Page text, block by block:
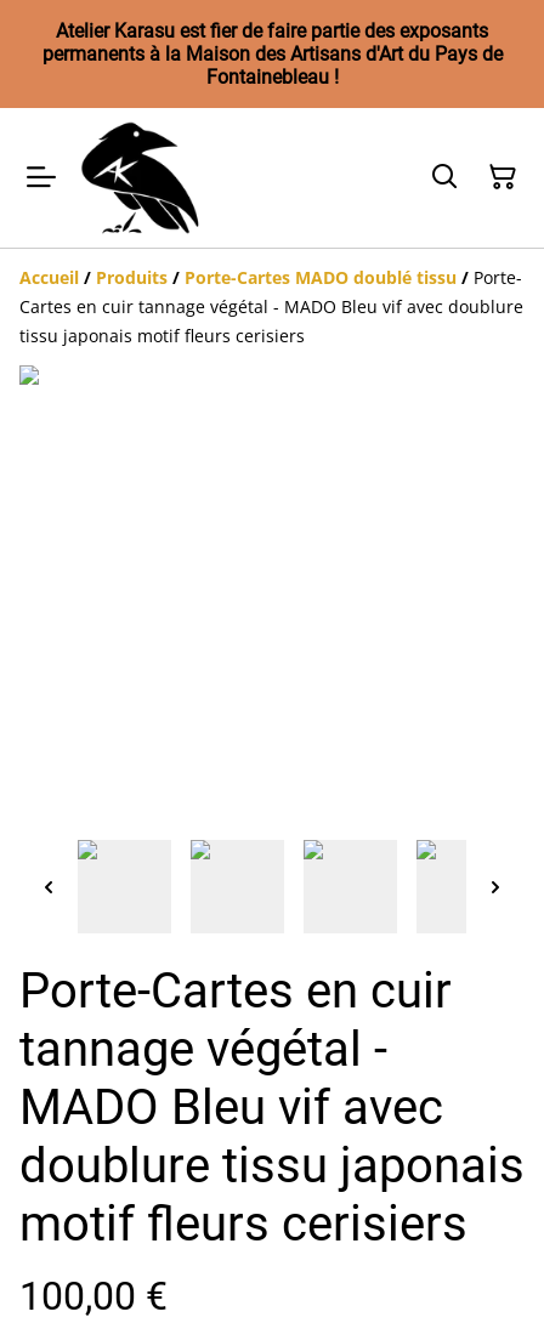
Atelier Karasu est fier de faire partie des exposants
permanents à la Maison des Artisans d'Art du Pays de
Fontainebleau !
Accueil / Produits / Porte-Cartes MADO doublé tissu / Porte-
Cartes en cuir tannage végétal - MADO Bleu vif avec doublure
tissu japonais motif fleurs cerisiers
Porte-Cartes en cuir
tannage végétal -
MADO Bleu vif avec
doublure tissu japonais
motif fleurs cerisiers
100,00 €